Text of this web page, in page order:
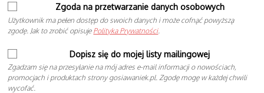
Zgoda na przetwarzanie danych osobowych
Użytkownik ma pełen dostęp do swoich danych i może cofnąć powyższą
zgodę. Jak to zrobić opisuje Polityka Prywatności.
Dopisz się do mojej listy mailingowej
Zgadzam się na przesyłanie na mój adres e-mail informacji o nowościach,
promocjach i produktach strony gosiawaniek.pl. Zgodę mogę w każdej chwili
wycofać.